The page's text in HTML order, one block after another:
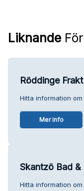
Liknande
Röddinge Frakt
Hitta information
Mer info
Skantzö Bad &
Hitta information